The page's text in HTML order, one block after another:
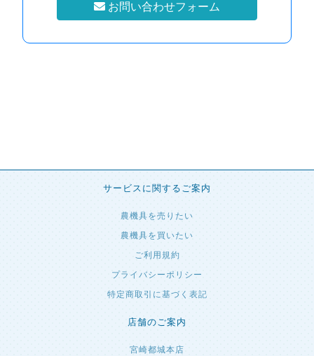
お問い合わせフォーム
サービスに関するご案内
農機具を売りたい
農機具を買いたい
ご利用規約
プライバシーポリシー
特定商取引に基づく表記
店舗のご案内
宮崎都城本店